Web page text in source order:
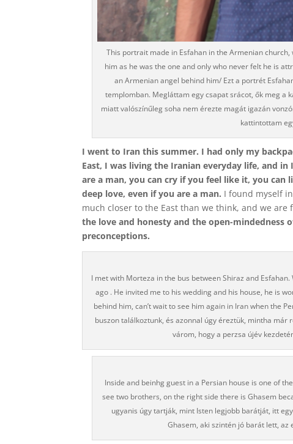
This portrait made in Esfahan in the Armenian
him as he was the one and only who never felt he is
an Armenian angel behind him/ Ezt a portrét
templomban. Megláttam egy csapat srácot, ők meg a
miatt valószínűleg soha nem érezte magát igazán
kattintottam
I went to Iran this summer. I had only my
East, I was living the Iranian everyday life, and
are a man, you can cry if you feel like it, you
deep love, even if you are a man. I found myself
much closer to the East than we think, and we
the love and honesty and the open-mindedness
preconceptions.
I met with Morteza in the bus between Shiraz and
ago . He invited me to his wedding and his house, he is
behind him, can’t wait to see him again in Iran when the
buszon találkoztunk, és azonnal úgy éreztük, mintha
várom, hogy a perzsa újév
Inside and beinhg guest in a Persian house is one of
see two brothers, on the right side there is Ghasem
ugyanis úgy tartják, mint Isten legjobb barátját, itt
Ghasem, aki szintén jó barát lett,